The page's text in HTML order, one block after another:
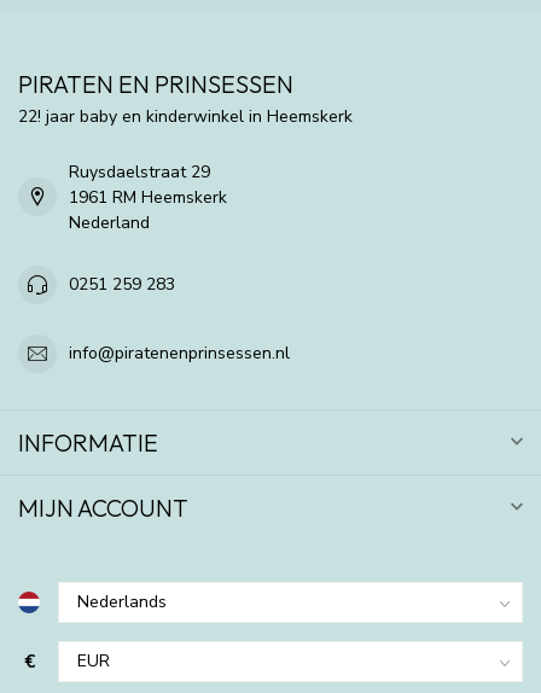
PIRATEN EN PRINSESSEN
22! jaar baby en kinderwinkel in Heemskerk
Ruysdaelstraat 29
1961 RM Heemskerk
Nederland
0251 259 283
info@piratenenprinsessen.nl
INFORMATIE
MIJN ACCOUNT
€